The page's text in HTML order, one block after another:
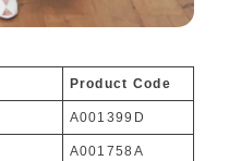
Product Code
A001399D
A001758A